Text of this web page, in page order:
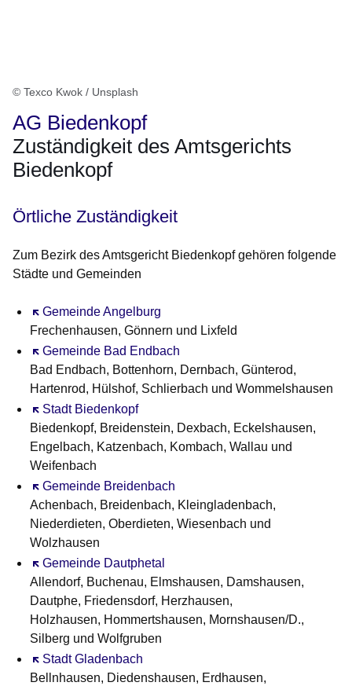
© Texco Kwok / Unsplash
AG Biedenkopf
Zuständigkeit des Amtsgerichts
Biedenkopf
Örtliche Zuständigkeit
Zum Bezirk des Amtsgericht Biedenkopf gehören folgende
Städte und Gemeinden
Gemeinde Angelburg
Öffnet sich in einem neuen Fenster
Frechenhausen, Gönnern und Lixfeld
Gemeinde Bad Endbach
Öffnet sich in einem neuen Fenster
Bad Endbach, Bottenhorn, Dernbach, Günterod,
Hartenrod, Hülshof, Schlierbach und Wommelshausen
Stadt Biedenkopf
Öffnet sich in einem neuen Fenster
Biedenkopf, Breidenstein, Dexbach, Eckelshausen,
Engelbach, Katzenbach, Kombach, Wallau und
Weifenbach
Gemeinde Breidenbach
Öffnet sich in einem neuen Fenster
Achenbach, Breidenbach, Kleingladenbach,
Niederdieten, Oberdieten, Wiesenbach und
Wolzhausen
Gemeinde Dautphetal
Öffnet sich in einem neuen Fenster
Allendorf, Buchenau, Elmshausen, Damshausen,
Dautphe, Friedensdorf, Herzhausen,
Holzhausen, Hommertshausen, Mornshausen/D.,
Silberg und Wolfgruben
Stadt Gladenbach
Öffnet sich in einem neuen Fenster
Bellnhausen, Diedenshausen, Erdhausen,